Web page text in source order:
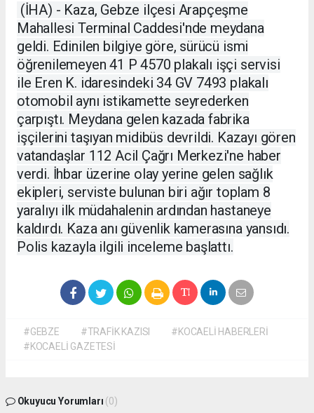
(İHA) - Kaza, Gebze ilçesi Arapçeşme
Mahallesi Terminal Caddesi'nde meydana
geldi. Edinilen bilgiye göre, sürücü ismi
öğrenilemeyen 41 P 4570 plakalı işçi servisi
ile Eren K. idaresindeki 34 GV 7493 plakalı
otomobil aynı istikamette seyrederken
çarpıştı. Meydana gelen kazada fabrika
işçilerini taşıyan midibüs devrildi. Kazayı gören
vatandaşlar 112 Acil Çağrı Merkezi'ne haber
verdi. İhbar üzerine olay yerine gelen sağlık
ekipleri, serviste bulunan biri ağır toplam 8
yaralıyı ilk müdahalenin ardından hastaneye
kaldırdı. Kaza anı güvenlik kamerasına yansıdı.
Polis kazayla ilgili inceleme başlattı.
#GEBZE #TRAFİK KAZISI
#KOCAELİ HABERLERİ
#KOCAELİ GAZETESİ
Okuyucu Yorumları (0)